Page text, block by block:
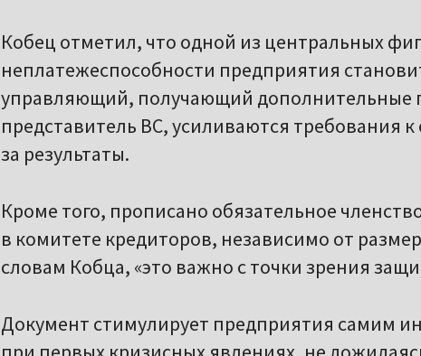
Кобец отметил, что одной из центральных
неплатежеспособности предприятия
управляющий, получающий дополнительные
представитель ВС, усиливаются требования
за результаты.
Кроме того, прописано обязательное
в комитете кредиторов, независимо от
словам Кобца, «это важно с точки зрения
Документ стимулирует предприятия самим